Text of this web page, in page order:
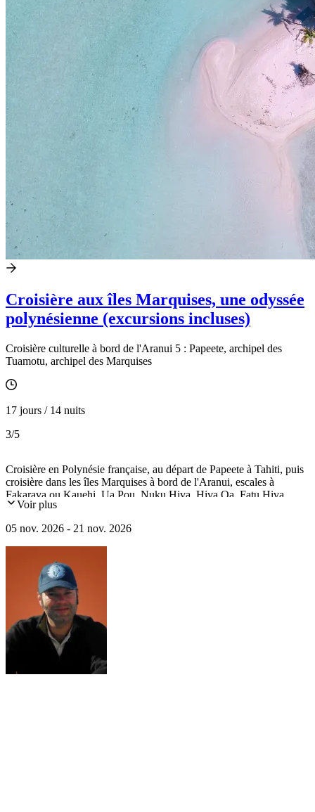
Croisière aux îles Marquises, une odyssée
polynésienne (excursions incluses)
Croisière culturelle à bord de l'Aranui 5 : Papeete, archipel des
Tuamotu, archipel des Marquises
17 jours / 14 nuits
3/5
Croisière en Polynésie française, au départ de Papeete à Tahiti, puis
croisière dans les îles Marquises à bord de l'Aranui, escales à
Fakarava ou Kauehi, Ua Pou, Nuku Hiva, Hiva Oa, Fatu Hiva,
Tahuata, l'Archipel des Tuamotou, Bora Bora...
Voir plus
05 nov. 2026 - 21 nov. 2026